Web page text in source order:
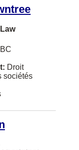
Droit
sociétés